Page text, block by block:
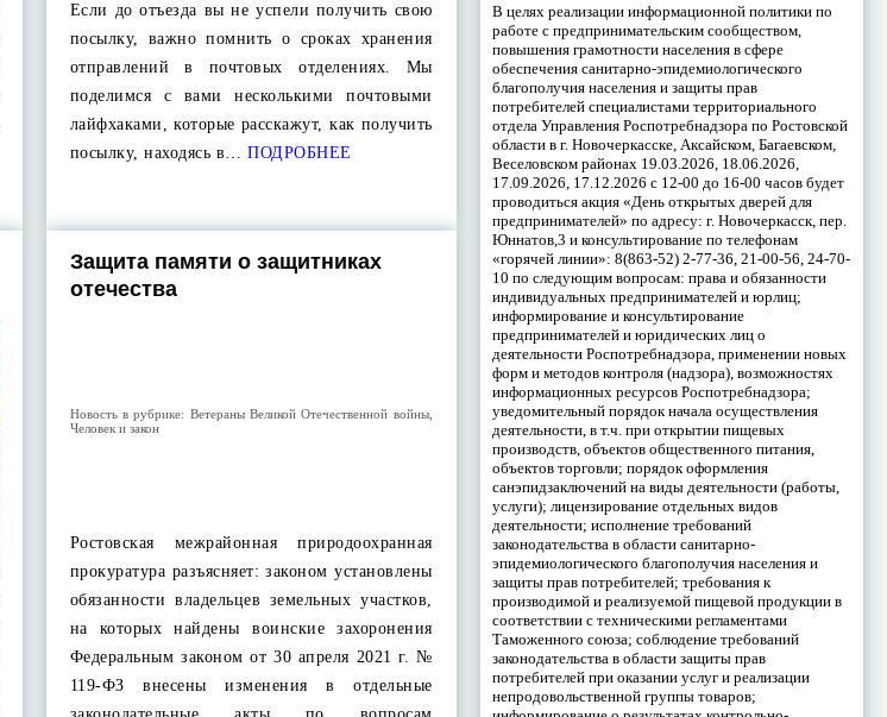
Если до отъезда вы не успели получить свою
посылку, важно помнить о сроках хранения
отправлений в почтовых отделениях. Мы
поделимся с вами несколькими почтовыми
лайфхаками, которые расскажут, как получить
посылку, находясь в… ПОДРОБНЕЕ
Защита памяти о защитниках
отечества
Новость в рубрике: Ветераны Великой Отечественной войны,
Человек и закон
Ростовская межрайонная природоохранная
прокуратура разъясняет: законом установлены
обязанности владельцев земельных участков,
на которых найдены воинские захоронения
Федеральным законом от 30 апреля 2021 г. №
119-ФЗ внесены изменения в отдельные
В целях реализации информационной политики по
работе с предпринимательским сообществом,
повышения грамотности населения в сфере
обеспечения санитарно-эпидемиологического
благополучия населения и защиты прав
потребителей специалистами территориального
отдела Управления Роспотребнадзора по Ростовской
области в г. Новочеркасске, Аксайском, Багаевском,
Веселовском районах 19.03.2026, 18.06.2026,
17.09.2026, 17.12.2026 с 12-00 до 16-00 часов будет
проводиться акция «День открытых дверей для
предпринимателей» по адресу: г. Новочеркасск, пер.
Юннатов,3 и консультирование по телефонам
«горячей линии»: 8(863-52) 2-77-36, 21-00-56, 24-70-
10 по следующим вопросам: права и обязанности
индивидуальных предпринимателей и юрлиц;
информирование и консультирование
предпринимателей и юридических лиц о
деятельности Роспотребнадзора, применении новых
форм и методов контроля (надзора), возможностях
информационных ресурсов Роспотребнадзора;
уведомительный порядок начала осуществления
деятельности, в т.ч. при открытии пищевых
производств, объектов общественного питания,
объектов торговли; порядок оформления
санэпидзаключений на виды деятельности (работы,
услуги); лицензирование отдельных видов
деятельности; исполнение требований
законодательства в области санитарно-
эпидемиологического благополучия населения и
защиты прав потребителей; требования к
производимой и реализуемой пищевой продукции в
соответствии с техническими регламентами
Таможенного союза; соблюдение требований
законодательства в области защиты прав
потребителей при оказании услуг и реализации
непродовольственной группы товаров;